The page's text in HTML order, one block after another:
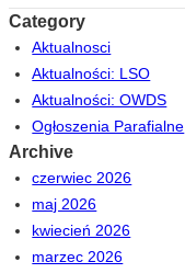
Category
Aktualnosci
Aktualności: LSO
Aktualności: OWDS
Ogłoszenia Parafialne
Archive
czerwiec 2026
maj 2026
kwiecień 2026
marzec 2026